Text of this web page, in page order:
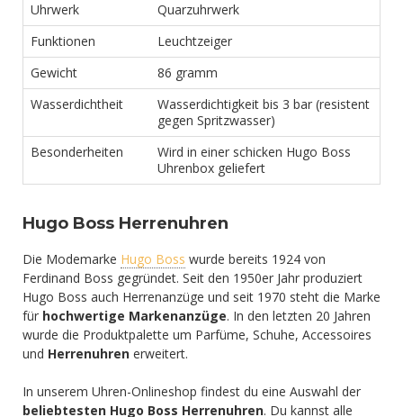
Uhrwerk
Quarzuhrwerk
Funktionen
Leuchtzeiger
Gewicht
86 gramm
Wasserdichtheit
Wasserdichtigkeit bis 3 bar (resistent
gegen Spritzwasser)
Besonderheiten
Wird in einer schicken Hugo Boss
Uhrenbox geliefert
Hugo Boss Herrenuhren
Die Modemarke Hugo Boss wurde bereits 1924 von
Ferdinand Boss gegründet. Seit den 1950er Jahr produziert
Hugo Boss auch Herrenanzüge und seit 1970 steht die Marke
für hochwertige Markenanzüge. In den letzten 20 Jahren
wurde die Produktpalette um Parfüme, Schuhe, Accessoires
und Herrenuhren erweitert.
In unserem Uhren-Onlineshop findest du eine Auswahl der
beliebtesten Hugo Boss Herrenuhren. Du kannst alle